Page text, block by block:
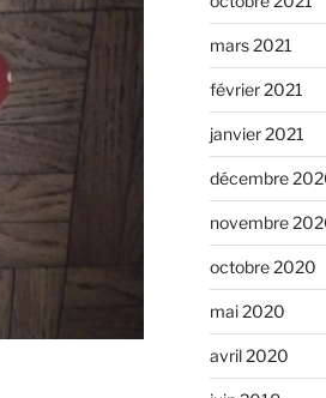
mars 2021
février 2021
janvier 2021
décembre
novembre
octobre 2020
mai 2020
avril 2020